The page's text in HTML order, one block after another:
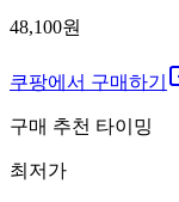
48,100원
쿠팡에서 구매하기
구매 추천 타이밍
최저가